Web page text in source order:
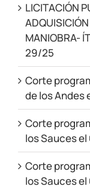
LICITACIÓN
MANIOBRA-
29/25
Corte
de los Andes
Corte
los Sauces
Corte
los Sauces